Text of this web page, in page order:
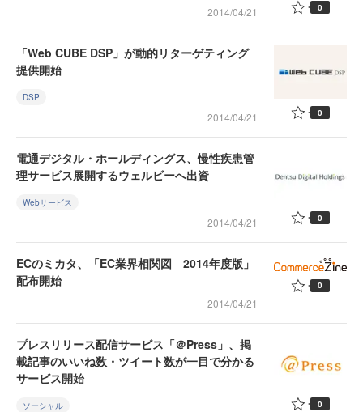
2014/04/21 0
「Web CUBE DSP」が動的リターゲティング
提供開始
DSP
2014/04/21 0
電通デジタル・ホールディングス、慢性疾患管
理サービス展開するウェルビーへ出資
Webサービス
2014/04/21 0
ECのミカタ、「EC業界相関図 2014年度版」
配布開始
2014/04/21
0
プレスリリース配信サービス「＠Press」、掲
載記事のいいね数・ツイート数が一目で分かる
サービス開始
ソーシャル 0